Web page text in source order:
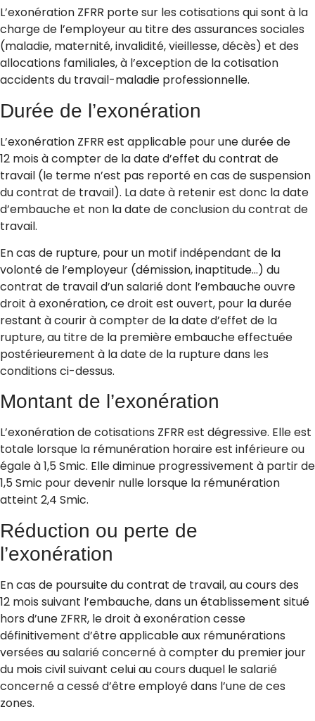
L’exonération ZFRR porte sur les cotisations qui sont à la
charge de l’employeur au titre des assurances sociales
(maladie, maternité, invalidité, vieillesse, décès) et des
allocations familiales, à l’exception de la cotisation
accidents du travail-maladie professionnelle.
Durée de l’exonération
L’exonération ZFRR est applicable pour une durée de
12 mois à compter de la date d’effet du contrat de
travail (le terme n’est pas reporté en cas de suspension
du contrat de travail). La date à retenir est donc la date
d’embauche et non la date de conclusion du contrat de
travail.
En cas de rupture, pour un motif indépendant de la
volonté de l’employeur (démission, inaptitude…) du
contrat de travail d’un salarié dont l’embauche ouvre
droit à exonération, ce droit est ouvert, pour la durée
restant à courir à compter de la date d’effet de la
rupture, au titre de la première embauche effectuée
postérieurement à la date de la rupture dans les
conditions ci-dessus.
Montant de l’exonération
L’exonération de cotisations ZFRR est dégressive. Elle est
totale lorsque la rémunération horaire est inférieure ou
égale à 1,5 Smic. Elle diminue progressivement à partir de
1,5 Smic pour devenir nulle lorsque la rémunération
atteint 2,4 Smic.
Réduction ou perte de
l’exonération
En cas de poursuite du contrat de travail, au cours des
12 mois suivant l’embauche, dans un établissement situé
hors d’une ZFRR, le droit à exonération cesse
définitivement d’être applicable aux rémunérations
versées au salarié concerné à compter du premier jour
du mois civil suivant celui au cours duquel le salarié
concerné a cessé d’être employé dans l’une de ces
zones.